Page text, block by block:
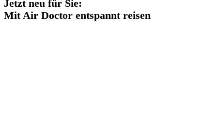
Jetzt neu für Sie:
Mit Air Doctor entspannt reisen